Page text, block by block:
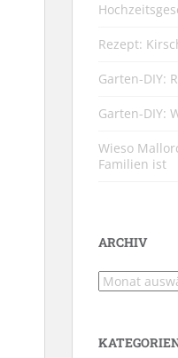
Rezept:
Garten-DIY:
Garten-DIY:
Wieso
Familien ist
ARCHIV
Archiv